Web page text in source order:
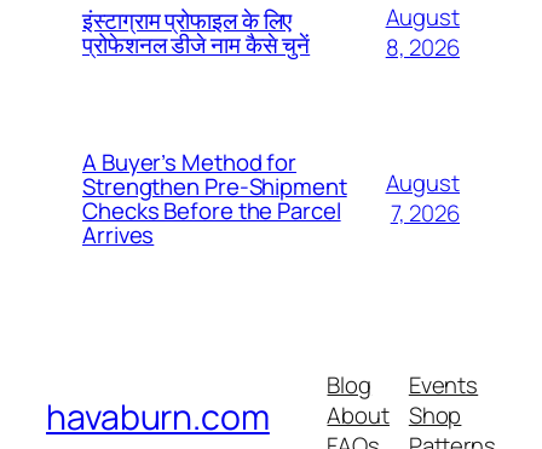
इंस्टाग्राम प्रोफाइल के लिए
प्रोफेशनल डीजे नाम कैसे चुनें
August
8, 2026
A Buyer’s Method for
Strengthen Pre-Shipment
Checks Before the Parcel
Arrives
August
7, 2026
havaburn.com
Blog
About
Events
Shop